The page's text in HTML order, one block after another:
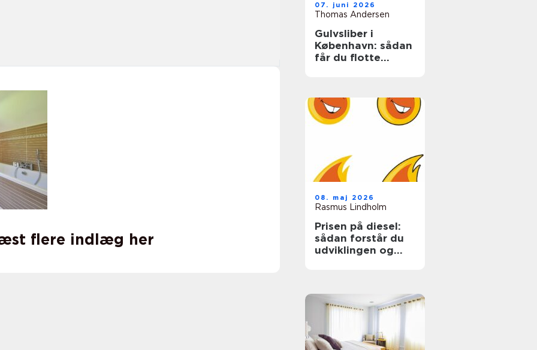
flere indlæg her
07. juni 2026
Thomas Andersen
Gulvsliber i
København: sådan
får du flotte
08. maj 2026
Rasmus Lindholm
Prisen på diesel:
sådan forstår du
udviklingen og